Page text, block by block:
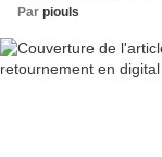
Par piouls